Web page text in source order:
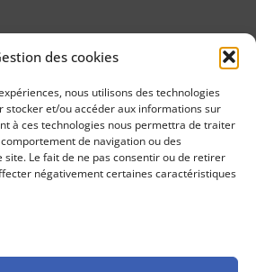
des cookies
nous utilisons des technologies
stocker et/ou accéder aux informations sur
à ces technologies nous permettra de traiter
de navigation ou des
site. Le fait de ne pas consentir ou de retirer
négativement certaines caractéristiques
1952
Propos Utiles est
une publication
des Editions
Marigny
Légales
Politique cookie